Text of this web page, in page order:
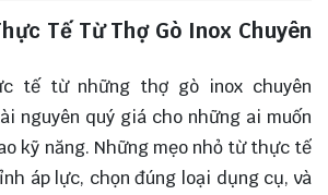
Tế Từ Thợ Gò Inox Chuyên
tế từ những thợ gò inox chuyên
nguyên quý giá cho những ai muốn
kỹ năng. Những mẹo nhỏ từ thực tế
áp lực, chọn đúng loại dụng cụ, và